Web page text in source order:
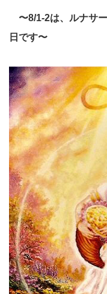
〜8/1-2は、ルナサ
日です〜